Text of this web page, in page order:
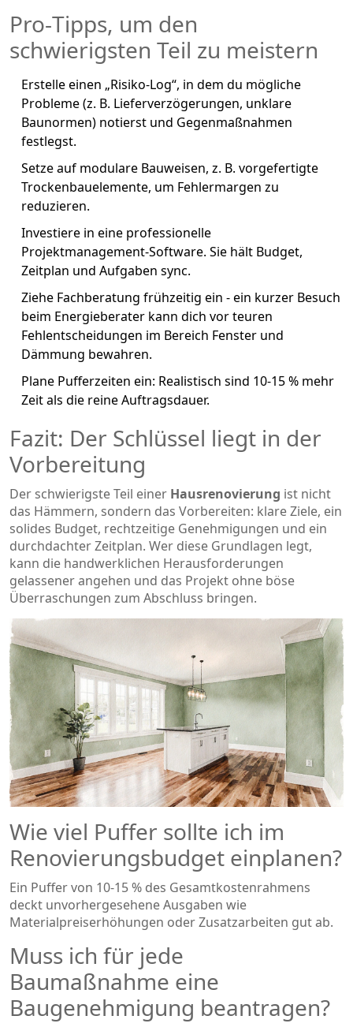
Pro‑Tipps, um den
schwierigsten Teil zu meistern
Erstelle einen „Risiko‑Log“, in dem du mögliche
Probleme (z. B. Lieferverzögerungen, unklare
Baunormen) notierst und Gegenmaßnahmen
festlegst.
Setze auf modulare Bauweisen, z. B. vorgefertigte
Trockenbauelemente, um Fehlermargen zu
reduzieren.
Investiere in eine professionelle
Projektmanagement‑Software. Sie hält Budget,
Zeitplan und Aufgaben sync.
Ziehe Fachberatung frühzeitig ein - ein kurzer Besuch
beim Energieberater kann dich vor teuren
Fehlentscheidungen im Bereich Fenster und
Dämmung bewahren.
Plane Pufferzeiten ein: Realistisch sind 10‑15 % mehr
Zeit als die reine Auftragsdauer.
Fazit: Der Schlüssel liegt in der
Vorbereitung
Der schwierigste Teil einer Hausrenovierung ist nicht
das Hämmern, sondern das Vorbereiten: klare Ziele, ein
solides Budget, rechtzeitige Genehmigungen und ein
durchdachter Zeitplan. Wer diese Grundlagen legt,
kann die handwerklichen Herausforderungen
gelassener angehen und das Projekt ohne böse
Überraschungen zum Abschluss bringen.
Wie viel Puffer sollte ich im
Renovierungsbudget einplanen?
Ein Puffer von 10‑15 % des Gesamtkostenrahmens
deckt unvorhergesehene Ausgaben wie
Materialpreiserhöhungen oder Zusatzarbeiten gut ab.
Muss ich für jede
Baumaßnahme eine
Baugenehmigung beantragen?